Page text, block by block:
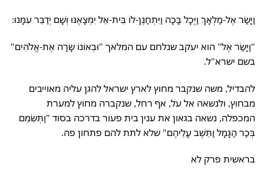
וַיָּשַׂר אֶל-מַלְאָךְ וַיֻּכָל בָּכָה וַיִּתְחַנֶּן-לוֹ בֵּית-אֵל יִמְצָאֶנּוּ וְשָׁם יְדַבֵּר עִמָּנוּ:
"וַיָּשַׂר אֶל" הוא יעקב שנלחם עם המלאך "וּבְאוֹנוֹ שָׂרָה אֶת-אֱלֹהִים"
בשם ישרא"ל.
להבדיל, משה שנקבר מחוץ לארץ ישראל להגן עליה מאוייבים
מבחוץ, ולנשאה אל על, אף רחל, שנקברה מחוץ למערת
המכפלה, נשאה בגאון את ענין בית פעור בדרכה בסוד "וַתְּשִׂמֵם
בְּכַר הַגָּמָל וַתֵּשֶׁב עֲלֵיהֶם" שלא לתת להם פתחון פה.
בראשית פרק לא